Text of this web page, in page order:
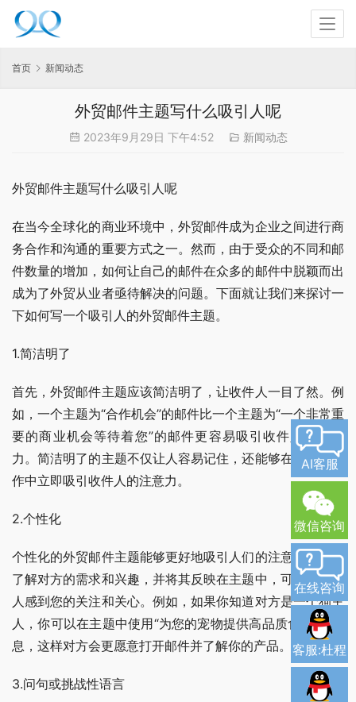
首页 新闻动态
外贸邮件主题写什么吸引人呢
2023年9月29日 下午4:52 新闻动态
外贸邮件主题写什么吸引人呢
在当今全球化的商业环境中，外贸邮件成为企业之间进行商
务合作和沟通的重要方式之一。然而，由于受众的不同和邮
件数量的增加，如何让自己的邮件在众多的邮件中脱颖而出
成为了外贸从业者亟待解决的问题。下面就让我们来探讨一
下如何写一个吸引人的外贸邮件主题。
1.简洁明了
首先，外贸邮件主题应该简洁明了，让收件人一目了然。例
如，一个主题为“合作机会”的邮件比一个主题为“一个非常重
要的商业机会等待着您”的邮件更容易吸引收件人的注意
力。简洁明了的主题不仅让人容易记住，还能够在忙碌的工
作中立即吸引收件人的注意力。
2.个性化
个性化的外贸邮件主题能够更好地吸引人们的注意力。通过
了解对方的需求和兴趣，并将其反映在主题中，可以让收件
人感到您的关注和关心。例如，如果你知道对方是一个狗主
人，你可以在主题中使用“为您的宠物提供高品质食品”的信
息，这样对方会更愿意打开邮件并了解你的产品。
3.问句或挑战性语言
AI客服
微信咨询
在线咨询
客服:杜程